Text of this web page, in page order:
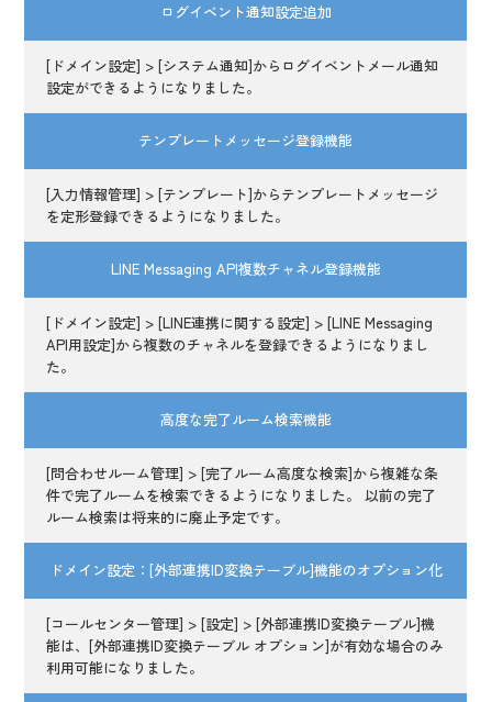
ログイベント通知設定追加
[ドメイン設定] > [システム通知]からログイベントメール通知
設定ができるようになりました。
テンプレートメッセージ登録機能
[入力情報管理] > [テンプレート]からテンプレートメッセージ
を定形登録できるようになりました。
LINE Messaging API複数チャネル登録機能
[ドメイン設定] > [LINE連携に関する設定] > [LINE Messaging
API用設定]から複数のチャネルを登録できるようになりまし
た。
高度な完了ルーム検索機能
[問合わせルーム管理] > [完了ルーム高度な検索]から複雑な条
件で完了ルームを検索できるようになりました。 以前の完了
ルーム検索は将来的に廃止予定です。
ドメイン設定：[外部連携ID変換テーブル]機能のオプション化
[コールセンター管理] > [設定] > [外部連携ID変換テーブル]機
能は、[外部連携ID変換テーブル オプション]が有効な場合のみ
利用可能になりました。